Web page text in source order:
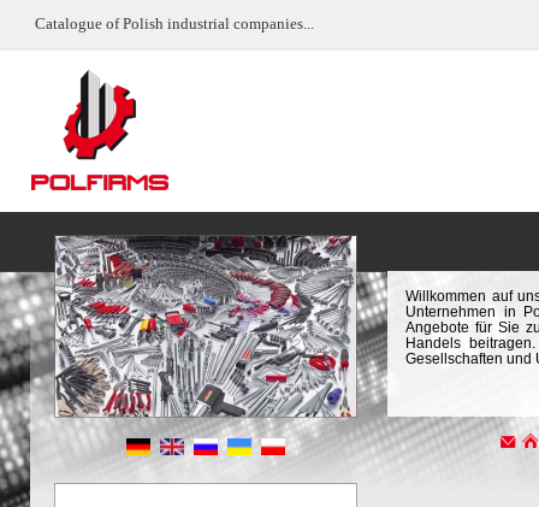
Catalogue of Polish industrial companies...
Willkommen auf
Unternehmen in
Angebote für Sie
Handels
Gesellschaften und